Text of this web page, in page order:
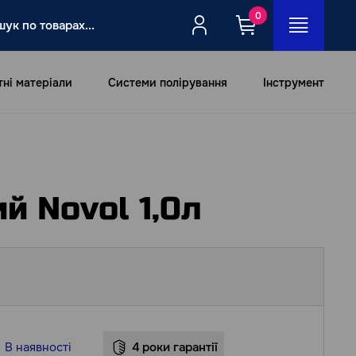
0
матеріали Системи полірування Інструмент
Novol 1,0л
В наявності 4 роки гарантії